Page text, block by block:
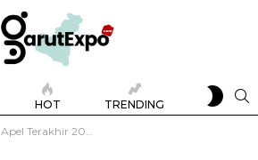
HOT TRENDING
SKIN
Apel Terakhir 2025, Bupati Garut Ungkap Fakta Kemiskinan Ekstrem: Ratusan Ribu Warga Masuk Desil 1